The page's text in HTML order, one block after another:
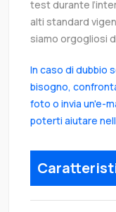
test durante
alti standard
siamo orgogliosi
In caso di dubbio
bisogno,
foto o invia un'e-
poterti aiutare